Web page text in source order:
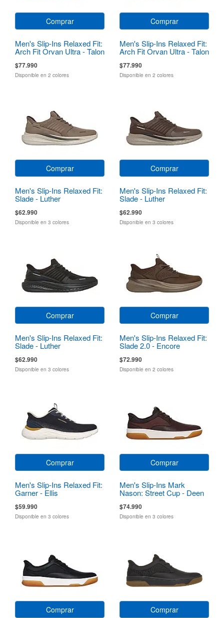
Comprar
Men's Slip-Ins Relaxed Fit:
Arch Fit Orvan Ultra - Talon
$77.990
Disponible en 2 colores
Comprar
Men's Slip-Ins Relaxed Fit:
Arch Fit Orvan Ultra - Talon
$77.990
Disponible en 2 colores
Comprar
Men's Slip-Ins Relaxed Fit:
Slade - Luther
$62.990
Disponible en 3 colores
Comprar
Men's Slip-Ins Relaxed Fit:
Slade - Luther
$62.990
Disponible en 3 colores
Comprar
Men's Slip-Ins Relaxed Fit:
Slade - Luther
$62.990
Disponible en 3 colores
Comprar
Men's Slip-Ins Relaxed Fit:
Slade 2.0 - Encore
$72.990
Disponible en 2 colores
Comprar
Men's Slip-Ins Relaxed Fit:
Garner - Ellis
$59.990
Disponible en 3 colores
Comprar
Men's Slip-Ins Mark
Nason: Street Cup - Deen
$74.990
Disponible en 3 colores
Comprar Comprar